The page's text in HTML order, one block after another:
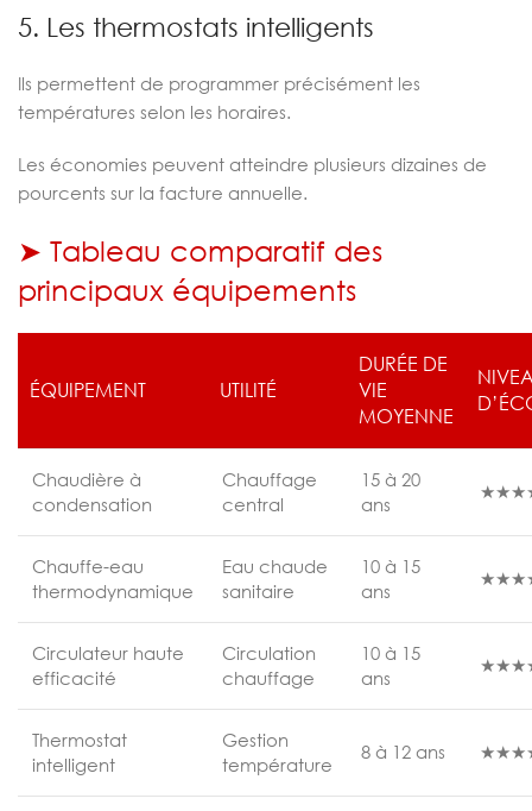
5. Les thermostats intelligents
Ils permettent de programmer précisément les
températures selon les horaires.
Les économies peuvent atteindre plusieurs dizaines de
pourcents sur la facture annuelle.
➤ Tableau comparatif des
principaux équipements
ÉQUIPEMENT UTILITÉ
DURÉE DE
VIE
MOYENNE
Chaudière à
condensation
Chauffage
central
15 à 20
ans
Chauffe-eau
thermodynamique
Eau chaude
sanitaire
10 à 15
ans
Circulateur haute
efficacité
Circulation
chauffage
10 à 15
ans
Thermostat
intelligent
Gestion
température
8 à 12 ans